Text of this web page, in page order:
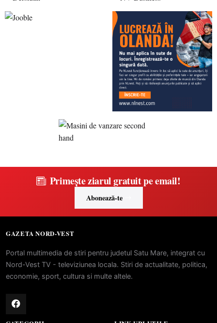
Primește ziarul gratuit pe email!
Abonează-te
GAZETA NORD-VEST
Portal multimedia de stiri pentru judetul Satu Mare, integrat cu
Nord-Vest TV - televiziunea locala. Stiri de actualitate, politica,
economie, sport, cultura si multe altele.